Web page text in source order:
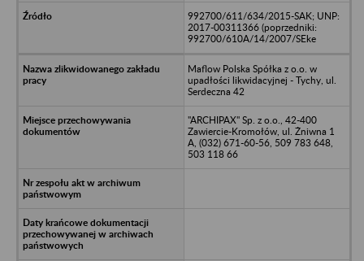
992700/611/634/2015-SAK; UNP:
2017-00311366 (poprzedniki:
992700/610A/14/2007/SEke
Maflow Polska Spółka z o.o. w
upadłości likwidacyjnej - Tychy, ul.
Serdeczna 42
"ARCHIPAX" Sp. z o.o., 42-400
Zawiercie-Kromołów, ul. Żniwna 1
A, (032) 671-60-56, 509 783 648,
503 118 66